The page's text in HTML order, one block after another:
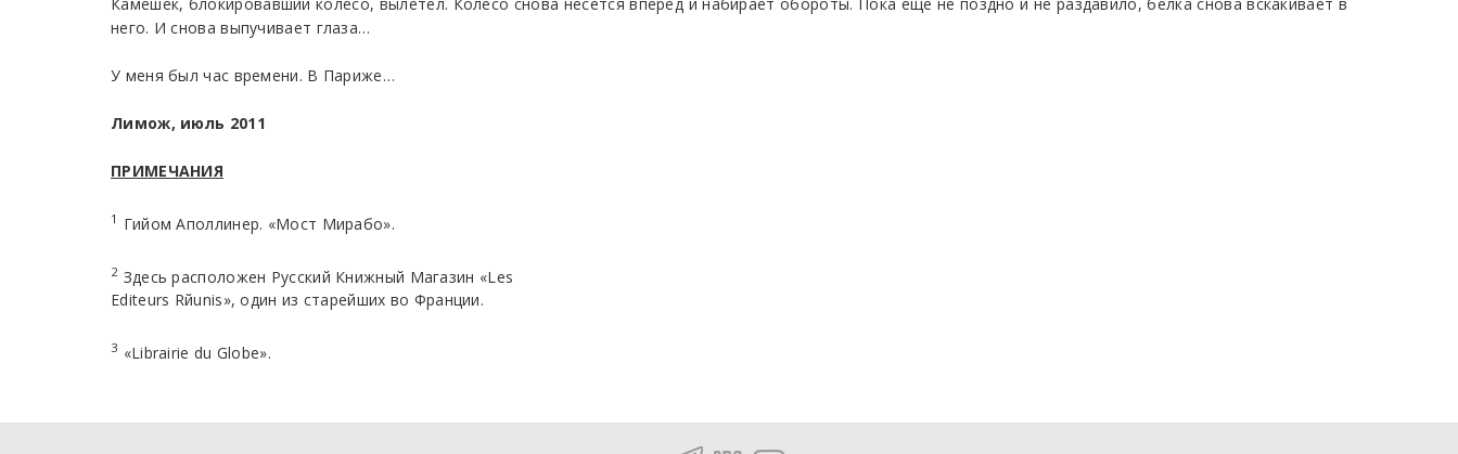
него. И снова выпучивает глаза…
У меня был час времени. В Париже…
Лимож, июль 2011
ПРИМЕЧАНИЯ
1 Гийом Аполлинер. «Мост Мирабо».
2 Здесь расположен Русский Книжный Магазин «Les
Editeurs Rйunis», один из старейших во Франции.
3 «Librairie du Globe».